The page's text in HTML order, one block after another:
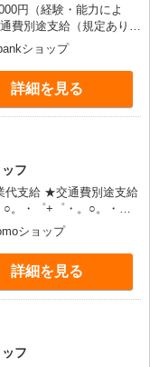
円（経験・能力によ
費別途支給（規定あり）
○。・゜+゜ 入社祝い金
○。・゜+゜・。
ショップ
詳細を見る
フ
代支給 ★交通費別途支給
) お友達を紹介
有) ★月2回払
）★ ゜・。○。・゜
ショップ
詳細を見る
フ